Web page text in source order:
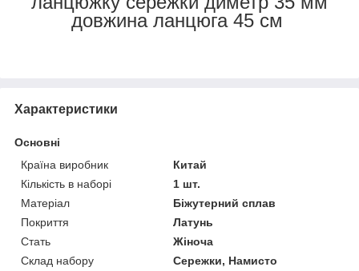
довжина ланцюга 45 см
Характеристики
Основні
Країна виробник
Китай
Кількість в наборі
1 шт.
Матеріал
Біжутерний сплав
Покриття
Латунь
Стать
Жіноча
Склад набору
Сережки, Намисто